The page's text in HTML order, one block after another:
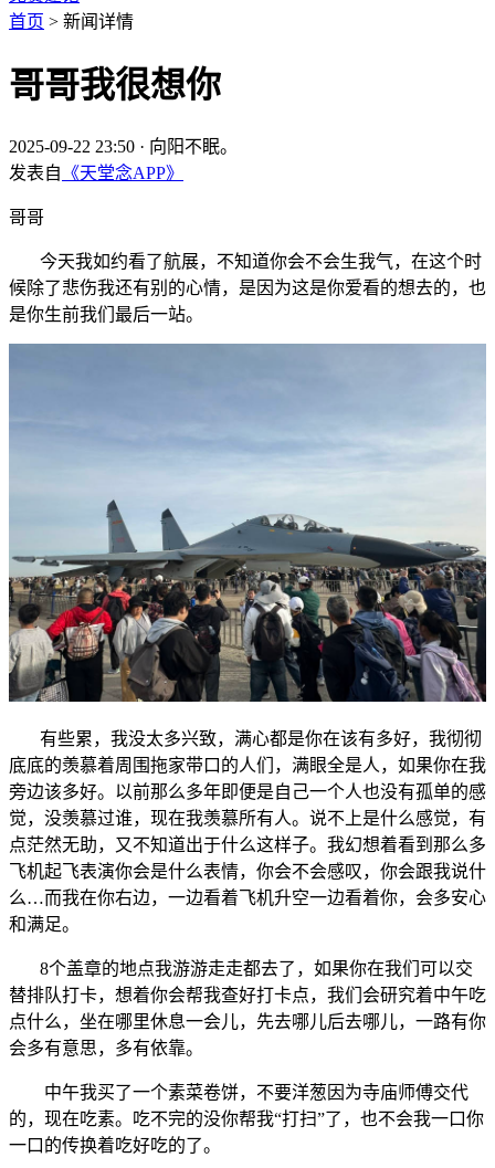
首页 > 新闻详情
哥哥我很想你
2025-09-22 23:50 · 向阳不眠。
发表自 《天堂念APP》
哥哥
今天我如约看了航展，不知道你会不会生我气，在这个时
候除了悲伤我还有别的心情，是因为这是你爱看的想去的，也
是你生前我们最后一站。
有些累，我没太多兴致，满心都是你在该有多好，我彻彻
底底的羡慕着周围拖家带口的人们，满眼全是人，如果你在我
旁边该多好。以前那么多年即便是自己一个人也没有孤单的感
觉，没羡慕过谁，现在我羡慕所有人。说不上是什么感觉，有
点茫然无助，又不知道出于什么这样子。我幻想着看到那么多
飞机起飞表演你会是什么表情，你会不会感叹，你会跟我说什
么…而我在你右边，一边看着飞机升空一边看着你，会多安心
和满足。
8个盖章的地点我游游走走都去了，如果你在我们可以交
替排队打卡，想着你会帮我查好打卡点，我们会研究着中午吃
点什么，坐在哪里休息一会儿，先去哪儿后去哪儿，一路有你
会多有意思，多有依靠。
中午我买了一个素菜卷饼，不要洋葱因为寺庙师傅交代
的，现在吃素。吃不完的没你帮我“打扫”了，也不会我一口你
一口的传换着吃好吃的了。